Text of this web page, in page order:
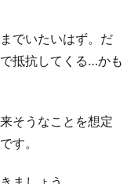
でいたいはず。だ
抵抗してくる…かも
そうなことを想定
す。